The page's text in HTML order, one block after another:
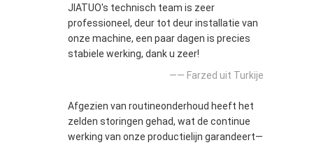
JIATUO's technisch team is zeer
professioneel, deur tot deur installatie van
onze machine, een paar dagen is precies
stabiele werking, dank u zeer!
—— Farzed uit Turkije
Afgezien van routineonderhoud heeft het
zelden storingen gehad, wat de continue
werking van onze productielijn garandeert—